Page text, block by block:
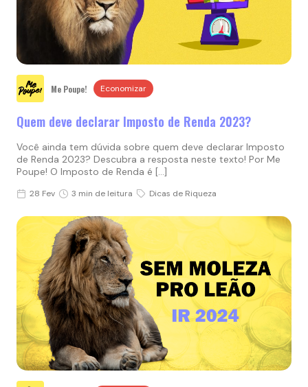
Me Poupe! Economizar
Quem deve declarar Imposto de Renda 2023?
Você ainda tem dúvida sobre quem deve declarar Imposto
de Renda 2023? Descubra a resposta neste texto! Por Me
Poupe! O Imposto de Renda é […]
28 Fev 3 min de leitura Dicas de Riqueza